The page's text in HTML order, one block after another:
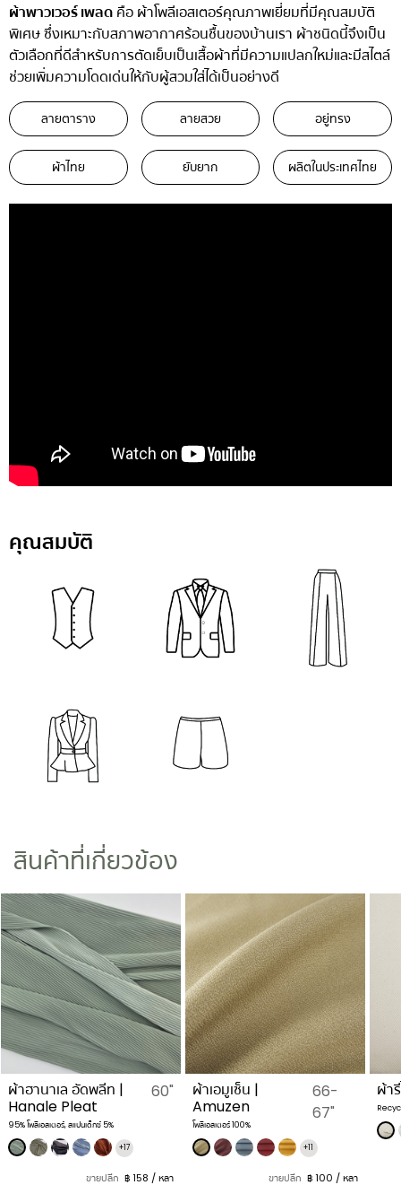
ผ้าพาวเวอร์ เพลด คือ ผ้าโพลีเอสเตอร์คุณภาพเยี่ยมที่มีคุณสมบัติ
พิเศษ ซึ่งเหมาะกับสภาพอากาศร้อนชื้นของบ้านเรา ผ้าชนิดนี้จึงเป็น
ตัวเลือกที่ดีสำหรับการตัดเย็บเป็นเสื้อผ้าที่มีความแปลกใหม่และมีสไตล์
ช่วยเพิ่มความโดดเด่นให้กับผู้สวมใส่ได้เป็นอย่างดี
ลายตาราง ลายสวย อยู่ทรง
ผ้าไทย ยับยาก ผลิตในประเทศไทย
คุณสมบัติ
สินค้าที่เกี่ยวข้อง
ผ้าฮานาเล อัดพลีท |
Hanale Pleat
95% โพลีเอสเตอร์, สแปนเด็กซ์ 5%
60"
+17
ขายปลีก ฿ 158 / หลา
ผ้าเอมูเซ็น |
Amuzen
โพลีเอสเตอร์ 100%
66-
67"
+11
ขายปลีก ฿ 100 / หลา
ผ้า